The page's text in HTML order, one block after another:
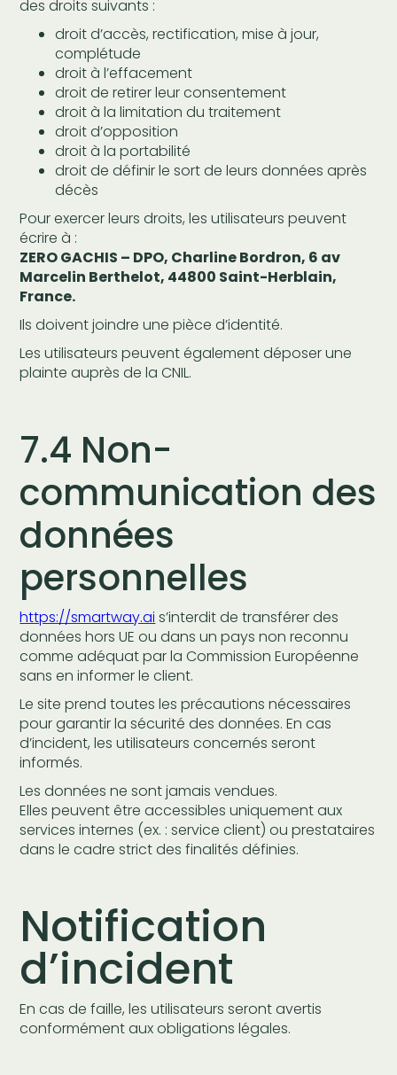
des droits suivants :
droit d’accès, rectification, mise à jour,
complétude
droit à l’effacement
droit de retirer leur consentement
droit à la limitation du traitement
droit d’opposition
droit à la portabilité
droit de définir le sort de leurs données après
décès
Pour exercer leurs droits, les utilisateurs peuvent
écrire à :
ZERO GACHIS – DPO, Charline Bordron, 6 av
Marcelin Berthelot, 44800 Saint-Herblain,
France.
Ils doivent joindre une pièce d’identité.
Les utilisateurs peuvent également déposer une
plainte auprès de la CNIL.
7.4 Non-
communication des
données
personnelles
https://smartway.ai s’interdit de transférer des
données hors UE ou dans un pays non reconnu
comme adéquat par la Commission Européenne
sans en informer le client.
Le site prend toutes les précautions nécessaires
pour garantir la sécurité des données. En cas
d’incident, les utilisateurs concernés seront
informés.
Les données ne sont jamais vendues.
Elles peuvent être accessibles uniquement aux
services internes (ex. : service client) ou prestataires
dans le cadre strict des finalités définies.
Notification
d’incident
En cas de faille, les utilisateurs seront avertis
conformément aux obligations légales.